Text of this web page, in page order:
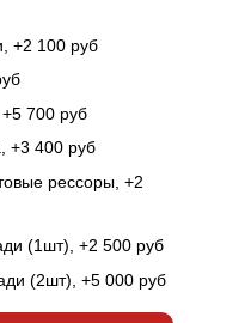
+2 100 руб
700 руб
+3 400 руб
рессоры, +2
(1шт), +2 500 руб
(2шт), +5 000 руб